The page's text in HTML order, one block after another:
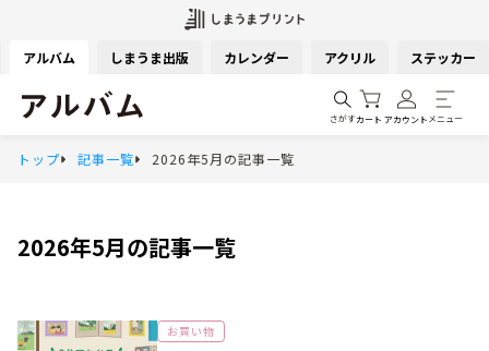
アルバム しまうま出版 カレンダー アクリル ステッカー
さがすカート アカウント メニュー
トップ 記事一覧 2026年5月の記事一覧
2026年5月の記事一覧
お買い物